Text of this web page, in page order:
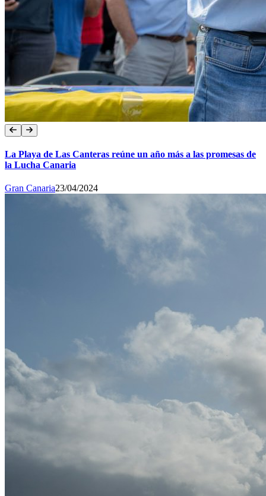
La Playa de Las Canteras reúne un año más a las promesas de
la Lucha Canaria
Gran Canaria23/04/2024